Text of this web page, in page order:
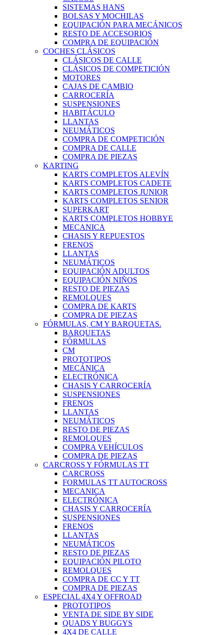
SISTEMAS HANS
BOLSAS Y MOCHILAS
EQUIPACIÓN PARA MECÁNICOS
RESTO DE ACCESORIOS
COMPRA DE EQUIPACIÓN
COCHES CLÁSICOS
CLÁSICOS DE CALLE
CLÁSICOS DE COMPETICIÓN
MOTORES
CAJAS DE CAMBIO
CARROCERÍA
SUSPENSIONES
HABITÁCULO
LLANTAS
NEUMÁTICOS
COMPRA DE COMPETICIÓN
COMPRA DE CALLE
COMPRA DE PIEZAS
KARTING
KARTS COMPLETOS ALEVÍN
KARTS COMPLETOS CADETE
KARTS COMPLETOS JUNIOR
KARTS COMPLETOS SENIOR
SUPERKART
KARTS COMPLETOS HOBBYE
MECANICA
CHASIS Y REPUESTOS
FRENOS
LLANTAS
NEUMÁTICOS
EQUIPACIÓN ADULTOS
EQUIPACIÓN NIÑOS
RESTO DE PIEZAS
REMOLQUES
COMPRA DE KARTS
COMPRA DE PIEZAS
FÓRMULAS, CM Y BARQUETAS.
BARQUETAS
FÓRMULAS
CM
PROTOTIPOS
MECÁNICA
ELECTRÓNICA
CHASIS Y CARROCERÍA
SUSPENSIONES
FRENOS
LLANTAS
NEUMÁTICOS
RESTO DE PIEZAS
REMOLQUES
COMPRA VEHÍCULOS
COMPRA DE PIEZAS
CARCROSS Y FÓRMULAS TT
CARCROSS
FORMULAS TT AUTOCROSS
MECANICA
ELECTRÓNICA
CHASIS Y CARROCERÍA
SUSPENSIONES
FRENOS
LLANTAS
NEUMÁTICOS
RESTO DE PIEZAS
EQUIPACIÓN PILOTO
REMOLQUES
COMPRA DE CC Y TT
COMPRA DE PIEZAS
ESPECIAL 4X4 Y OFFROAD
PROTOTIPOS
VENTA DE SIDE BY SIDE
QUADS Y BUGGYS
4X4 DE CALLE